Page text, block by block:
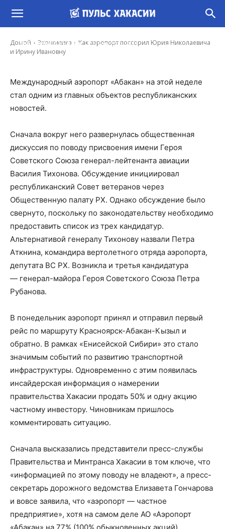
Домой Экономика
Как аэропорт поссорил Юрия Николаевича
и Ирину Ивановну
Как аэропорт поссорил Юрия Николаевича и
Ирину Ивановну
Владимир Данилов - 30 Янв, 2020 14:29
Международный аэропорт «Абакан» на этой неделе
стал одним из главных объектов республиканских
новостей.
Сначала вокруг него развернулась общественная
дискуссия по поводу присвоения имени Героя
Советского Союза генерал-лейтенанта авиации
Василия Тихонова. Обсуждение инициировал
республиканский Совет ветеранов через
Общественную палату РХ. Однако обсуждение было
свернуто, поскольку по законодательству необходимо
предоставить список из трех кандидатур.
Альтернативой генералу Тихонову назвали Петра
Аткнина, командира вертолетного отряда аэропорта,
депутата ВС РХ. Возникла и третья кандидатура
— генерал-майора Героя Советского Союза Петра
Рубанова.
В понедельник аэропорт принял и отправил первый
рейс по маршруту Красноярск-Абакан-Кызыл и
обратно. В рамках «Енисейской Сибири» это стало
значимым событий по развитию транспортной
инфраструктуры. Одновременно с этим появилась
инсайдерская информация о намерении
правительства Хакасии продать 50% и одну акцию
частному инвестору. Чиновникам пришлось
комментировать ситуацию.
Сначала высказались представители пресс-службы
Правительства и Минтранса Хакасии в том ключе, что
«информацией по этому поводу не владеют», а пресс-
секретарь дорожного ведомства Елизавета Гончарова
и вовсе заявила, что «аэропорт — частное
предприятие», хотя на самом деле АО «Аэропорт